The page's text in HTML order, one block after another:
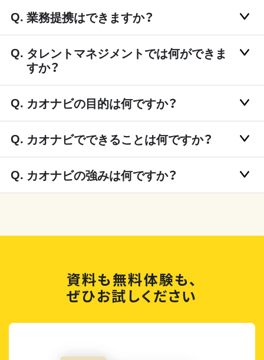
業務提携はできますか？
タレントマネジメントでは何ができま
すか？
カオナビの目的は何ですか？
カオナビでできることは何ですか？
カオナビの強みは何ですか？
資料も無料体験も、
ぜひお試しください